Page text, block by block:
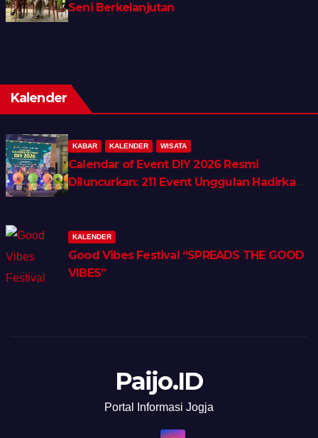
Seni Berkelanjutan
Kalender
KABAR KALENDER WISATA
Calendar of Event DIY 2026 Resmi
Diluncurkan: 211 Event Unggulan Hadirkan
KALENDER
Good Vibes Festival “SPREADS THE GOOD
VIBES”
Paijo.ID
Portal Informasi Jogja